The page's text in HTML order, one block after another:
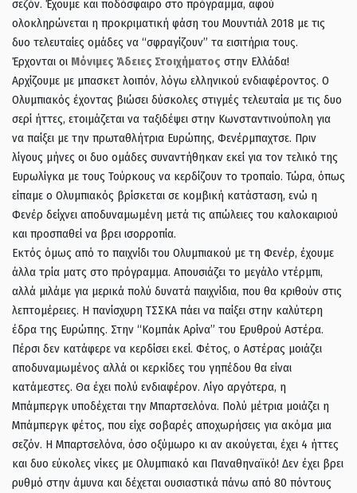
σεζόν. Έχουμε και ποδόσφαιρο στο πρόγραμμα, αφού
ολοκληρώνεται η προκριματική φάση του Μουντιάλ 2018 με τις
δυο τελευταίες ομάδες να “σφραγίζουν” τα εισιτήρια τους.
Έρχονται οι Μόνιμες Άδειες Στοιχήματος στην Ελλάδα!
Αρχίζουμε με μπασκετ λοιπόν, λόγω ελληνικού ενδιαφέροντος. Ο
Ολυμπιακός έχοντας βιώσει δύσκολες στιγμές τελευταία με τις δυο
σερί ήττες, ετοιμάζεται να ταξιδέψει στην Κωνσταντινούπολη για
να παίξει με την πρωταθλήτρια Ευρώπης, Φενέρμπαχτσε. Πριν
λίγους μήνες οι δυο ομάδες συναντήθηκαν εκεί για τον τελικό της
Ευρωλίγκα με τους Τούρκους να κερδίζουν το τροπαίο. Τώρα, όπως
είπαμε ο Ολυμπιακός βρίσκεται σε κομβική κατάσταση, ενώ η
Φενέρ δείχνει αποδυναμωμένη μετά τις απώλειες του καλοκαιριού
και προσπαθεί να βρει ισορροπία.
Εκτός όμως από το παιχνίδι του Ολυμπιακού με τη Φενέρ, έχουμε
άλλα τρία ματς στο πρόγραμμα. Απουσιάζει το μεγάλο ντέρμπι,
αλλά μιλάμε για μερικά πολύ δυνατά παιχνίδια, που θα κριθούν στις
λεπτομέρειες. Η πανίσχυρη ΤΣΣΚΑ πάει να παίξει στην καλύτερη
έδρα της Ευρώπης. Στην “Κομπάκ Αρίνα” του Ερυθρού Αστέρα.
Πέρσι δεν κατάφερε να κερδίσει εκεί. Φέτος, ο Αστέρας μοιάζει
αποδυναμωμένος αλλά οι κερκίδες του γηπέδου θα είναι
κατάμεστες. Θα έχει πολύ ενδιαφέρον. Λίγο αργότερα, η
Μπάμπεργκ υποδέχεται την Μπαρτσελόνα. Πολύ μέτρια μοιάζει η
Μπάμπεργκ φέτος, που είχε σοβαρές αποχωρήσεις για ακόμα μια
σεζόν. Η Μπαρτσελόνα, όσο οξύμωρο κι αν ακούγεται, έχει 4 ήττες
και δυο εύκολες νίκες με Ολυμπιακό και Παναθηναϊκό! Δεν έχει βρει
ρυθμό στην άμυνα και δέχεται ουσιαστικά πάνω από 80 πόντους